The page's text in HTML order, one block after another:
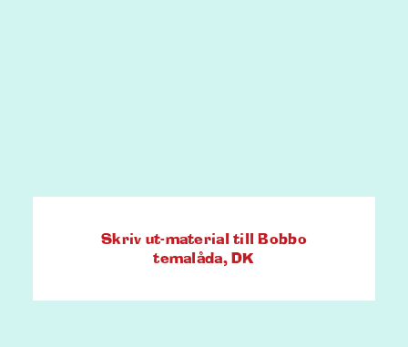
Skriv ut-material till Bobbo
temalåda, DK